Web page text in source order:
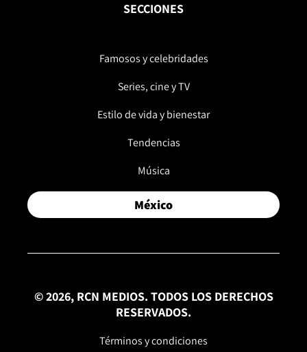
SECCIONES
Famosos y celebridades
Series, cine y TV
Estilo de vida y bienestar
Tendencias
Música
México
© 2026, RCN MEDIOS. TODOS LOS DERECHOS
RESERVADOS.
Términos y condiciones